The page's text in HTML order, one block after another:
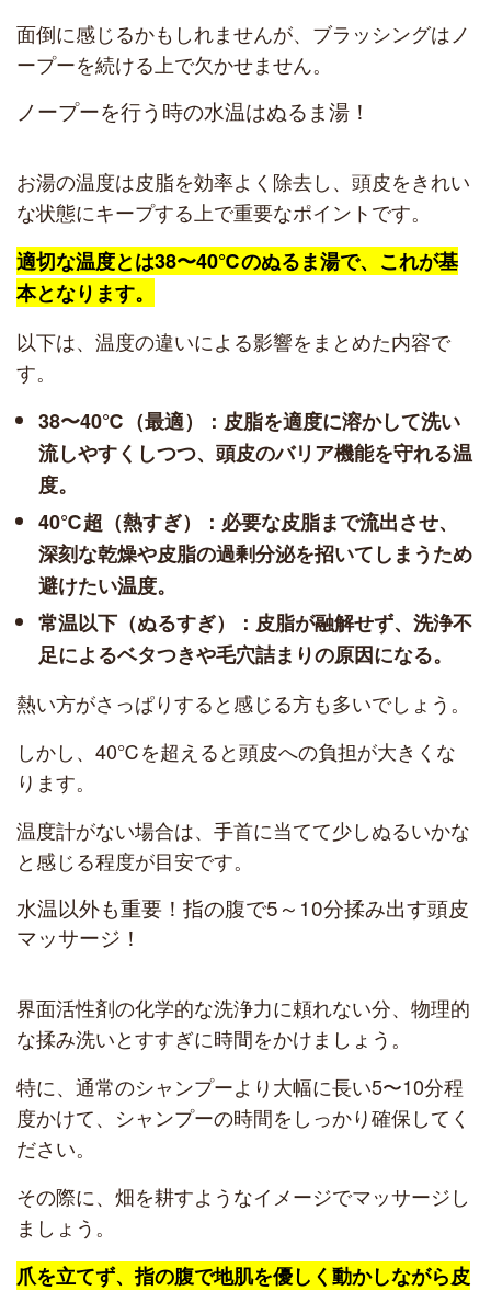
面倒に感じるかもしれませんが、ブラッシングはノ
ープーを続ける上で欠かせません。
ノープーを行う時の水温はぬるま湯！
お湯の温度は皮脂を効率よく除去し、頭皮をきれい
な状態にキープする上で重要なポイントです。
適切な温度とは38〜40℃のぬるま湯で、これが基
本となります。
以下は、温度の違いによる影響をまとめた内容で
す。
38〜40℃（最適）：皮脂を適度に溶かして洗い
流しやすくしつつ、頭皮のバリア機能を守れる温
度。
40℃超（熱すぎ）：必要な皮脂まで流出させ、
深刻な乾燥や皮脂の過剰分泌を招いてしまうため
避けたい温度。
常温以下（ぬるすぎ）：皮脂が融解せず、洗浄不
足によるベタつきや毛穴詰まりの原因になる。
熱い方がさっぱりすると感じる方も多いでしょう。
しかし、40℃を超えると頭皮への負担が大きくな
ります。
温度計がない場合は、手首に当てて少しぬるいかな
と感じる程度が目安です。
水温以外も重要！指の腹で5～10分揉み出す頭皮
マッサージ！
界面活性剤の化学的な洗浄力に頼れない分、物理的
な揉み洗いとすすぎに時間をかけましょう。
特に、通常のシャンプーより大幅に長い5〜10分程
度かけて、シャンプーの時間をしっかり確保してく
ださい。
その際に、畑を耕すようなイメージでマッサージし
ましょう。
爪を立てず、指の腹で地肌を優しく動かしながら皮